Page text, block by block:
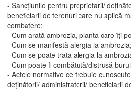
- Sancțiunile pentru proprietarii/
beneficiarii de terenuri care nu aplică
combatere;
- Cum arată ambrozia, planta care îţi
- Cum se manifestă alergia la ambrozia;
- Cum se poate trata alergia la
- Cum poate fi combătută/distrusă
- Actele normative ce trebuie
deținătorii/ administratorii/ beneficiarii